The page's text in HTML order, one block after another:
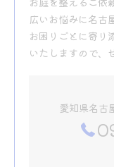
広いお悩みに名古
お困りごとに寄り
いたしますので、
愛知県名古